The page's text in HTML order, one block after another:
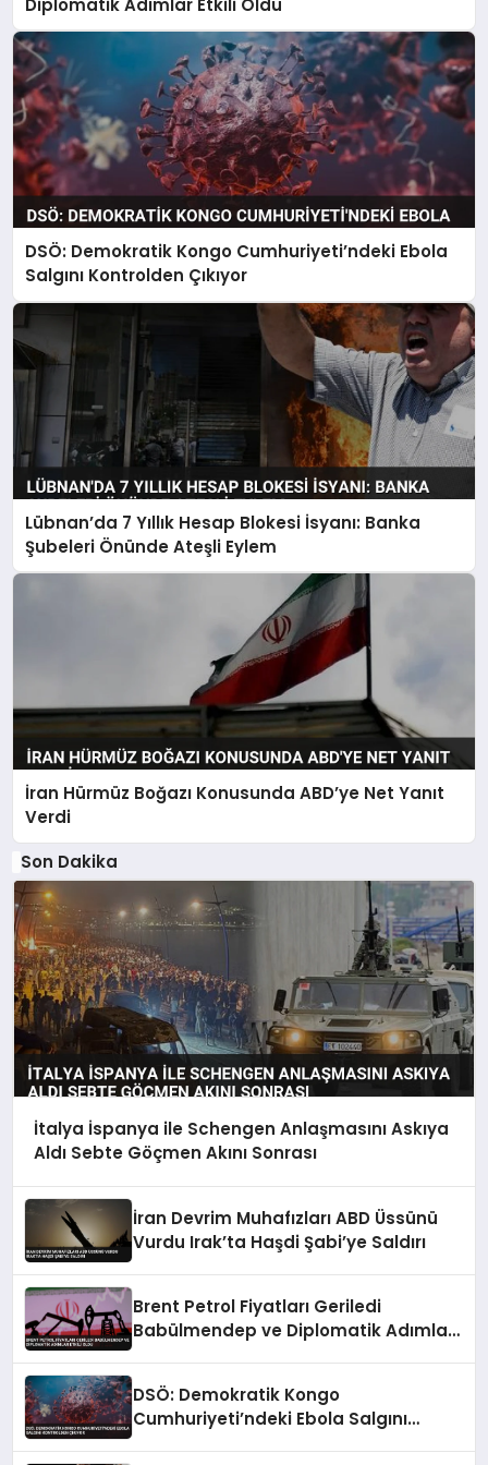
Diplomatik Adımlar Etkili Oldu
DSÖ: Demokratik Kongo Cumhuriyeti’ndeki Ebola
Salgını Kontrolden Çıkıyor
Lübnan’da 7 Yıllık Hesap Blokesi İsyanı: Banka
Şubeleri Önünde Ateşli Eylem
İran Hürmüz Boğazı Konusunda ABD’ye Net Yanıt
Verdi
Son Dakika
İtalya İspanya ile Schengen Anlaşmasını Askıya
Aldı Sebte Göçmen Akını Sonrası
İran Devrim Muhafızları ABD Üssünü
Vurdu Irak’ta Haşdi Şabi’ye Saldırı
Brent Petrol Fiyatları Geriledi
Babülmendep ve Diplomatik Adımlar
DSÖ: Demokratik Kongo
Cumhuriyeti’ndeki Ebola Salgını